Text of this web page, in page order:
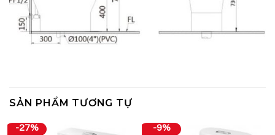
SẢN PHẨM TƯƠNG TỰ
-27% -9%